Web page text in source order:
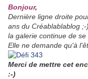
Bonjour,
Dernière ligne droite
ans du Créablablablog ;-)
la galerie continue de
Elle ne demande qu'à
Merci de mettre cet
:-)